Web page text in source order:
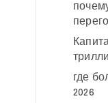
где
2026